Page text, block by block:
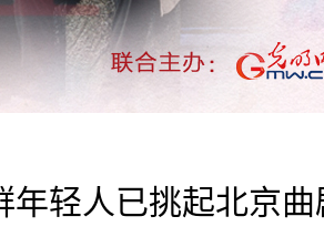
年轻人已挑起北京